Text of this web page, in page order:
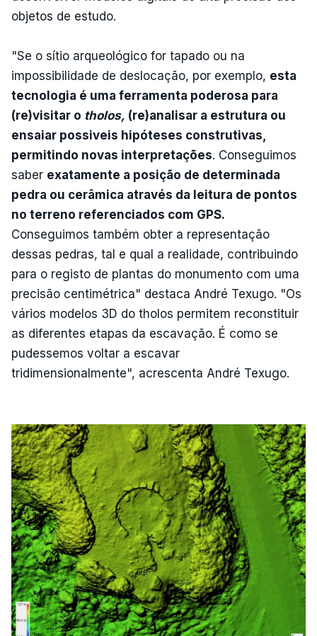
objetos de estudo.
"Se o sítio arqueológico for tapado ou na
impossibilidade de deslocação, por exemplo, esta
tecnologia é uma ferramenta poderosa para
(re)visitar o tholos, (re)analisar a estrutura ou
ensaiar possiveis hipóteses construtivas,
permitindo novas interpretações. Conseguimos
saber exatamente a posição de determinada
pedra ou cerâmica através da leitura de pontos
no terreno referenciados com GPS.
Conseguimos também obter a representação
dessas pedras, tal e qual a realidade, contribuindo
para o registo de plantas do monumento com uma
precisão centimétrica" destaca André Texugo. "Os
vários modelos 3D do tholos permitem reconstituir
as diferentes etapas da escavação. É como se
pudessemos voltar a escavar
tridimensionalmente", acrescenta André Texugo.